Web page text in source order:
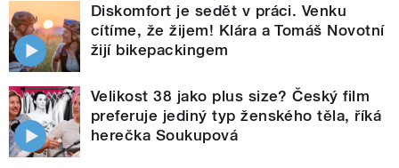
Diskomfort je sedět v práci. Venku
cítíme, že žijem! Klára a Tomáš Novotní
žijí bikepackingem
Velikost 38 jako plus size? Český film
preferuje jediný typ ženského těla, říká
herečka Soukupová